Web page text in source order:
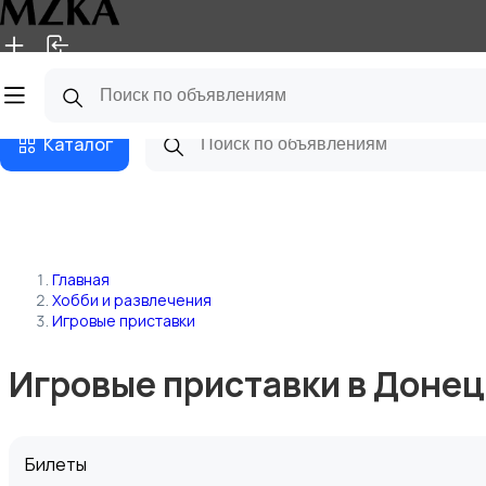
Главная Магазины
Каталог
Главная
Хобби и развлечения
Игровые приставки
Игровые приставки в
Билеты